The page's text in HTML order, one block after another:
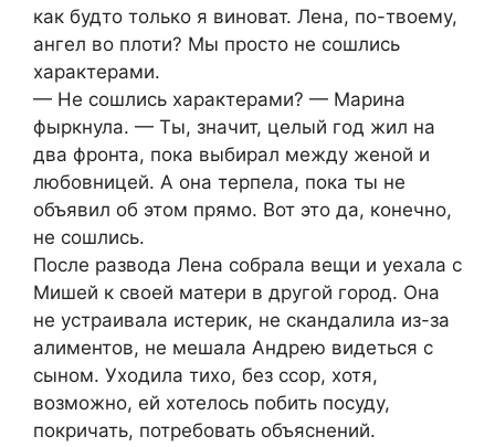
как будто только я виноват. Лена, по-твоему,
ангел во плоти? Мы просто не сошлись
характерами.
— Не сошлись характерами? — Марина
фыркнула. — Ты, значит, целый год жил на
два фронта, пока выбирал между женой и
любовницей. А она терпела, пока ты не
объявил об этом прямо. Вот это да, конечно,
не сошлись.
После развода Лена собрала вещи и уехала с
Мишей к своей матери в другой город. Она
не устраивала истерик, не скандалила из-за
алиментов, не мешала Андрею видеться с
сыном. Уходила тихо, без ссор, хотя,
возможно, ей хотелось побить посуду,
покричать, потребовать объяснений.